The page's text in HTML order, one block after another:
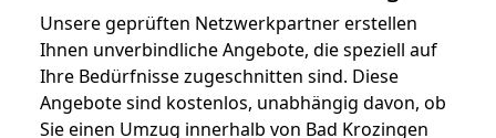
Unsere geprüften Netzwerkpartner erstellen
Ihnen unverbindliche Angebote, die speziell auf
Ihre Bedürfnisse zugeschnitten sind. Diese
Angebote sind kostenlos, unabhängig davon, ob
Sie einen Umzug innerhalb von Bad Krozingen